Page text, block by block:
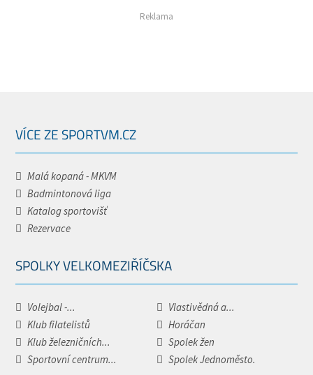
Reklama
VÍCE ZE SPORTVM.CZ
Malá kopaná - MKVM
Badmintonová liga
Katalog sportovišť
Rezervace
SPOLKY VELKOMEZIŘÍČSKA
Volejbal -...
Vlastivědná a...
Klub filatelistů
Horáčan
Klub železničních...
Spolek žen
Sportovní centrum...
Spolek Jednoměsto.